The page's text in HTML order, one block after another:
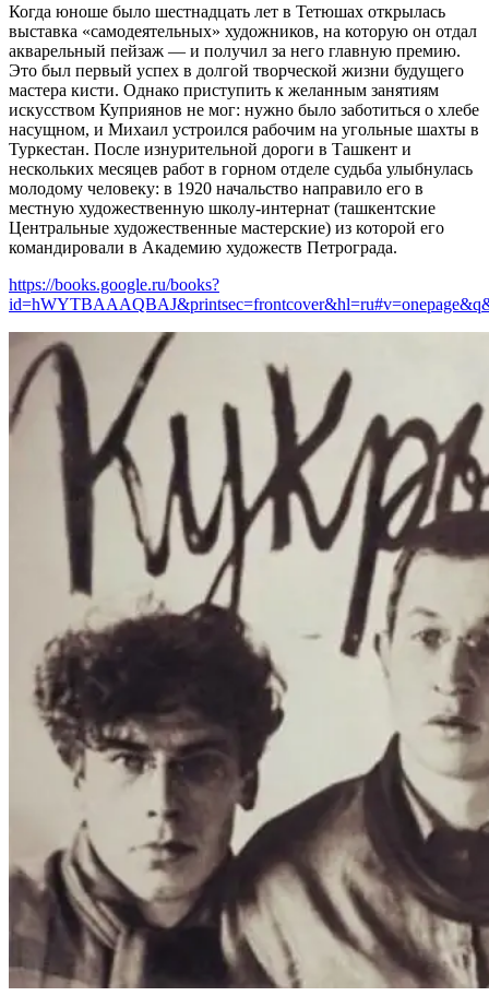
Когда юноше было шестнадцать лет в Тетюшах открылась
выставка «самодеятельных» художников, на которую он отдал
акварельный пейзаж — и получил за него главную премию.
Это был первый успех в долгой творческой жизни будущего
мастера кисти. Однако приступить к желанным занятиям
искусством Куприянов не мог: нужно было заботиться о хлебе
насущном, и Михаил устроился рабочим на угольные шахты в
Туркестан. После изнурительной дороги в Ташкент и
нескольких месяцев работ в горном отделе судьба улыбнулась
молодому человеку: в 1920 начальство направило его в
местную художественную школу-интернат (ташкентские
Центральные художественные мастерские) из которой его
командировали в Академию художеств Петрограда.
https://books.google.ru/books?